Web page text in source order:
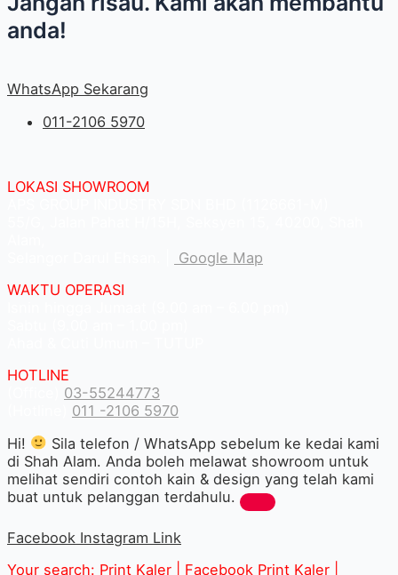
anda!
WhatsApp Sekarang
011-2106 5970
LOKASI SHOWROOM
Google Map
WAKTU OPERASI
HOTLINE
03-55244773
011 -2106 5970
Hi!
Sila telefon / WhatsApp sebelum ke kedai kami
di Shah Alam. Anda boleh melawat showroom untuk
melihat sendiri contoh kain & design yang telah kami
buat untuk pelanggan terdahulu.
Facebook Instagram Link
Your search: Print Kaler | Facebook Print Kaler